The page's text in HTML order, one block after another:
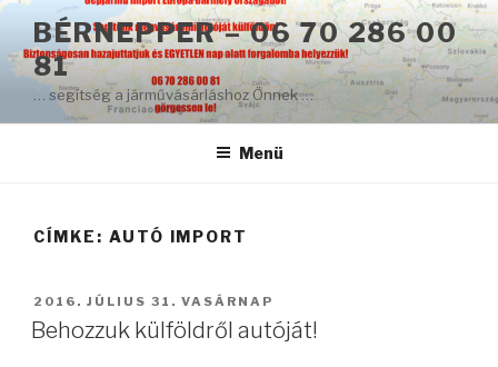
Tartalomhoz
BÉRNEPPER – 06 70 286 00
81
… segítség a járművásárláshoz Önnek …
Menü
CÍMKE: AUTÓ IMPORT
BEKÜLDVE:
2016. JÚLIUS 31. VASÁRNAP
Behozzuk külföldről autóját!